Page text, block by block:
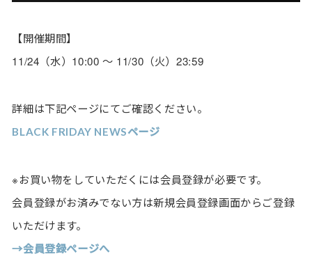
【開催期間】
11/24（水）10:00 ～ 11/30（火）23:59
詳細は下記ページにてご確認ください。
BLACK FRIDAY NEWSページ
※お買い物をしていただくには会員登録が必要です。
会員登録がお済みでない方は新規会員登録画面からご登録
いただけます。
→会員登録ページへ